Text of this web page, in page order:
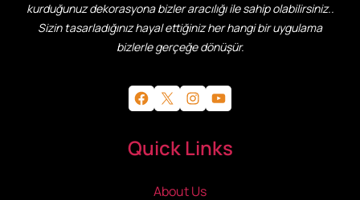
kurduğunuz dekorasyona bizler aracılığı ile sahip olabilirsiniz..
Sizin tasarladığınız hayal ettiğiniz her hangi bir uygulama
bizlerle gerçeğe dönüşür.
Facebook X Instagram YouTube
Quick Links
About Us